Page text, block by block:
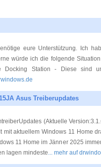
eure Unterstützung. Ich
würde ich die folgende
Docking Station - Diese sind
Asus Treiberupdates
(Aktuelle
mit aktuellem Windows 11 Home
11 Home im Jänner 2025
lagen mindeste... mehr auf